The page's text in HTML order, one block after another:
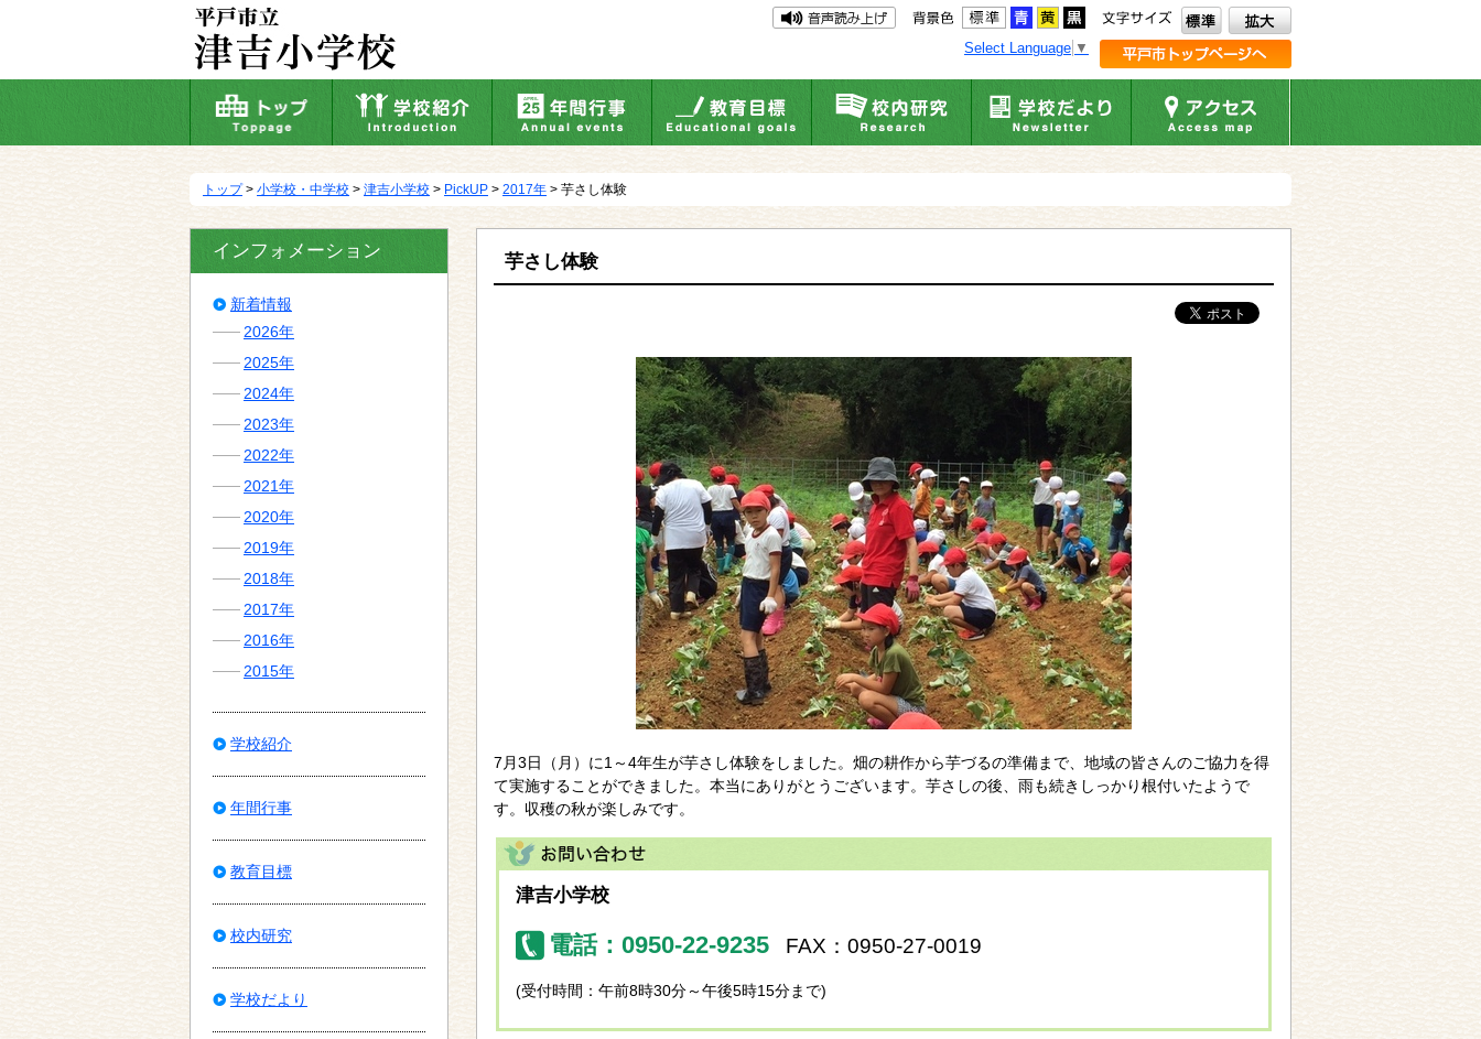
動
Select Language ▼
トップ> 小学校・中学校 > 津吉小学校 > PickUP > 2017年 > 芋さし体験
芋さし体験
7月3日（月）に1～4年生が芋さし体験をしました。畑の耕作から芋づるの準備まで、地域の皆さんのご協力を得
て実施することができました。本当にありがとうございます。芋さしの後、雨も続きしっかり根付いたようで
す。収穫の秋が楽しみです。
津吉小学校
電話：0950-22-9235 FAX：0950-27-0019
(受付時間：午前8時30分～午後5時15分まで)
インフォメーション
新着情報
2026年
2025年
2024年
2023年
2022年
2021年
2020年
2019年
2018年
2017年
2016年
2015年
学校紹介
年間行事
教育目標
校内研究
学校だより